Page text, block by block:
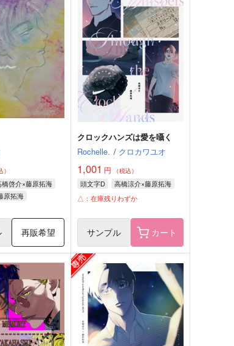
）
橋啓介×藤原拓海
原拓海
再販希望
クロックハンズは愛を囁く
Rochelle. / クロカワユオ
1,001 円 （税込）
頭文字D
高橋涼介×藤原拓海
△：在庫残りわずか
サンプル カート